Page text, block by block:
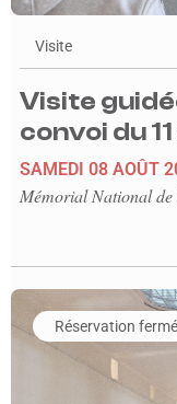
Visite
Visite
convoi du
SAMEDI 08 AOÛT
Mémorial National
En savoir plus sur
Réservation